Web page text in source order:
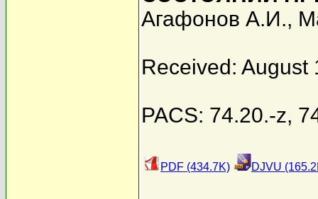
Агафонов А.И.,
Received: August
PACS: 74.20.-z,
PDF (434.7K) DJVU